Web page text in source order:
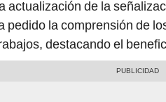
actualización de la
pedido la comprensión de
destacando el